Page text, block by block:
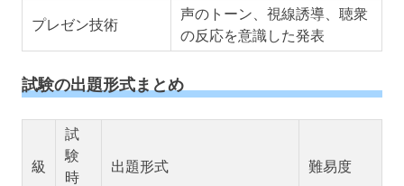
プレゼン技術
声のトーン、視線誘導、聴衆
の反応を意識した発表
試験の出題形式まとめ
級
試
験
時
出題形式 難易度